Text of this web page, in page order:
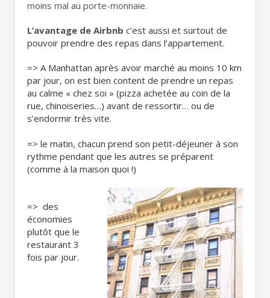
moins mal au porte-monnaie.
L’avantage de Airbnb c’est aussi et surtout de
pouvoir prendre des repas dans l’appartement.
=> A Manhattan après avoir marché au moins 10 km
par jour, on est bien content de prendre un repas
au calme « chez soi » (pizza achetée au coin de la
rue, chinoiseries…) avant de ressortir… ou de
s’endormir très vite.
=> le matin, chacun prend son petit-déjeuner à son
rythme pendant que les autres se préparent
(comme à la maison quoi !)
=> des
économies
plutôt que le
restaurant 3
fois par jour.